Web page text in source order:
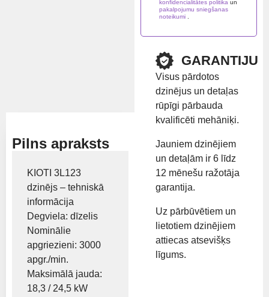
Atlikums:Ir noliktavā
Preču zīme:
Rādīt cenu
Pilns apraksts
KIOTI 3L123
dzinējs – tehniskā
informācija
Degviela: dīzelis
Nominālie
apgriezieni: 3000
apgr./min.
Maksimālā jauda:
18,3 / 24,5 kW
konfidencialitātes politika un
pakalpojumu sniegšanas
noteikumi
GARANTIJU
Visus pārdotos
dzinējus un detaļas
rūpīgi pārbauda
kvalificēti mehāniķi.
Jauniem dzinējiem
un detaļām ir 6 līdz
12 mēnešu ražotāja
garantija.
Uz pārbūvētiem un
lietotiem dzinējiem
attiecas atsevišķs
līgums.